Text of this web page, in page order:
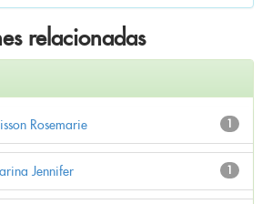
relacionadas
1
Rosemarie
1
Jennifer